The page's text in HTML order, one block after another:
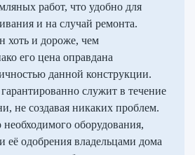
работ, что удобно для
и на случай ремонта.
хоть и дороже, чем
его цена оправдана
данной конструкции.
служит в течение
не создавая никаких проблем.
оборудования,
её одобрения владельцами дома